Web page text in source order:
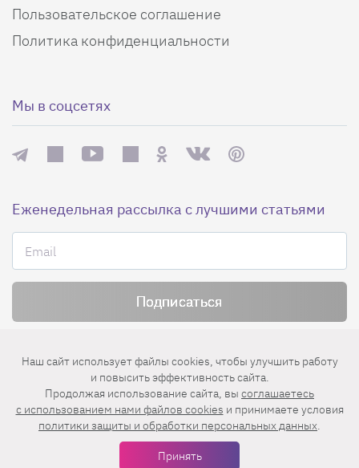
Пользовательское соглашение
Политика конфиденциальности
Мы в соцсетях
Еженедельная рассылка с лучшими статьями
правила рассылок.
Нашли ошибку? Выделите ее и нажмите
Наш сайт использует файлы cookies, чтобы улучшить работу
и повысить эффективность сайта.
Продолжая использование сайта, вы соглашаетесь
c использованием нами файлов cookies и принимаете условия
политики защиты и обработки персональных данных.
Принять